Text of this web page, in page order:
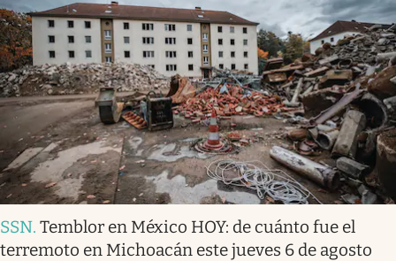
SSN. Temblor en México HOY: de cuánto fue el
terremoto en Michoacán este jueves 6 de agosto